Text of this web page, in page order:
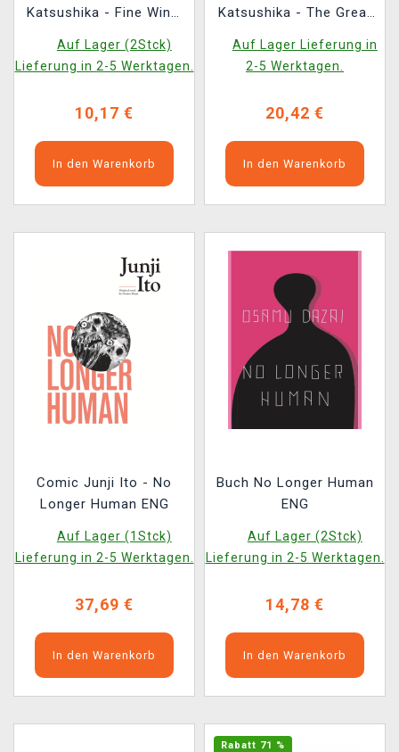
Katsushika - Fine Wind,
Great Wave (Set aus 2
Stück)
Auf Lager (2Stck)
Lieferung in 2-5 Werktagen.
10,17 €
In den Warenkorb
Katsushika - The Great
Auf Lager Lieferung in
2-5 Werktagen.
20,42 €
In den Warenkorb
Comic Junji Ito - No
Longer Human ENG
Auf Lager (1Stck)
Lieferung in 2-5 Werktagen.
37,69 €
In den Warenkorb
Buch No Longer Human
ENG
Auf Lager (2Stck)
Lieferung in 2-5 Werktagen.
14,78 €
In den Warenkorb
Rabatt 71 %